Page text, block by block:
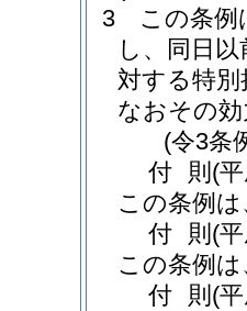
3
この条例
し、同日以
対する特
なおその
(令3条
付 則 (
この条例
付 則 (
この条例
付 則 (